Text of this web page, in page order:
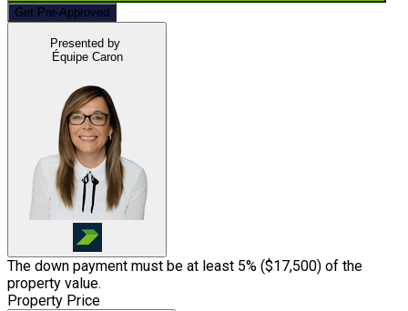
Get Pre-Approved
Presented by
Équipe Caron
The down payment must be at least 5% ($17,500) of the
property value.
Property Price